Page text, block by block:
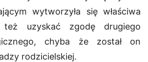
wytworzyła się właściwa
uzyskać zgodę drugiego
chyba że został on
rodzicielskiej.